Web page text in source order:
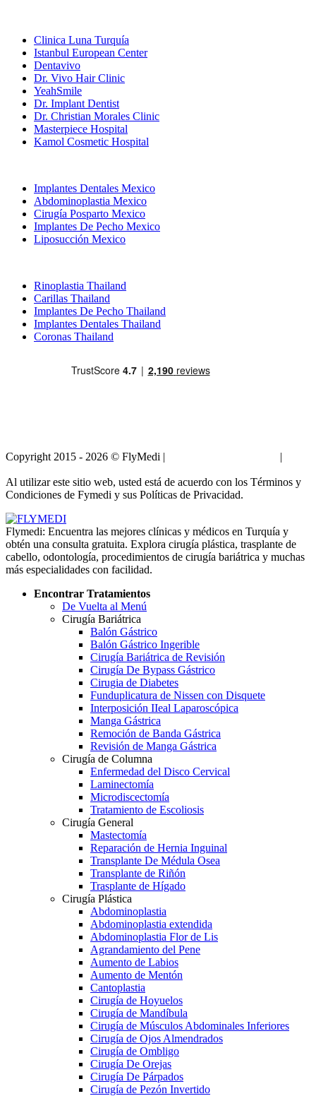
Clinica Luna Turquía
Istanbul European Center
Dentavivo
Dr. Vivo Hair Clinic
YeahSmile
Dr. Implant Dentist
Dr. Christian Morales Clinic
Masterpiece Hospital
Kamol Cosmetic Hospital
Implantes Dentales Mexico
Abdominoplastia Mexico
Cirugía Posparto Mexico
Implantes De Pecho Mexico
Liposucción Mexico
Rinoplastia Thailand
Carillas Thailand
Implantes De Pecho Thailand
Implantes Dentales Thailand
Coronas Thailand
Copyright 2015 - 2026 © FlyMedi |
|
Al utilizar este sitio web, usted está de acuerdo con los Términos y
Condiciones de Fymedi y sus Políticas de Privacidad.
Flymedi: Encuentra las mejores clínicas y médicos en Turquía y
obtén una consulta gratuita. Explora cirugía plástica, trasplante de
cabello, odontología, procedimientos de cirugía bariátrica y muchas
más especialidades con facilidad.
Encontrar Tratamientos
De Vuelta al Menú
Cirugía Bariátrica
Balón Gástrico
Balón Gástrico Ingerible
Cirugía Bariátrica de Revisión
Cirugía De Bypass Gástrico
Cirugia de Diabetes
Funduplicatura de Nissen con Disquete
Interposición IIeal Laparoscópica
Manga Gástrica
Remoción de Banda Gástrica
Revisión de Manga Gástrica
Cirugía de Columna
Enfermedad del Disco Cervical
Laminectomía
Microdiscectomía
Tratamiento de Escoliosis
Cirugía General
Mastectomía
Reparación de Hernia Inguinal
Transplante De Médula Osea
Transplante de Riñón
Trasplante de Hígado
Cirugía Plástica
Abdominoplastia
Abdominoplastia extendida
Abdominoplastia Flor de Lis
Agrandamiento del Pene
Aumento de Labios
Aumento de Mentón
Cantoplastia
Cirugía de Hoyuelos
Cirugía de Mandíbula
Cirugía de Músculos Abdominales Inferiores
Cirugía de Ojos Almendrados
Cirugía de Ombligo
Cirugía De Orejas
Cirugía De Párpados
Cirugía de Pezón Invertido